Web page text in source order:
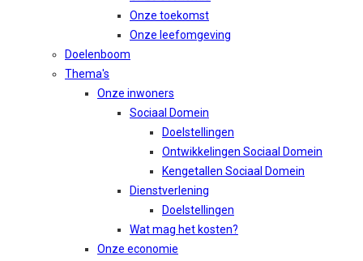
Onze toekomst
Onze leefomgeving
Doelenboom
Thema's
Onze inwoners
Sociaal Domein
Doelstellingen
Ontwikkelingen Sociaal Domein
Kengetallen Sociaal Domein
Dienstverlening
Doelstellingen
Wat mag het kosten?
Onze economie